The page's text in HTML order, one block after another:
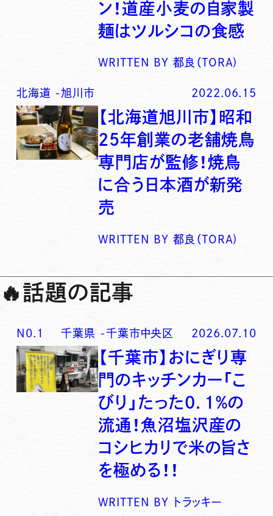
ン！道産小麦の自家製
麺はツルシコの食感
WRITTEN BY 都良（TORA)
北海道 -旭川市 2022.06.15
【北海道旭川市】昭和
25年創業の老舗焼鳥
専門店が監修！焼鳥
に合う日本酒が新発
売
WRITTEN BY 都良（TORA)
🔥話題の記事
N0. 1 千葉県 -千葉市中央区 2026.07.10
【千葉市】おにぎり専
門のキッチンカー「こ
びり」たった0．1％の
流通！魚沼塩沢産の
コシヒカリで米の旨さ
を極める！！
WRITTEN BY トラッキー